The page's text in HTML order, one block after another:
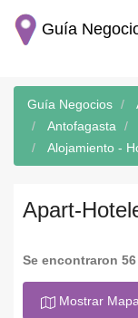
Guía
Guía Negocios
Antofagasta
Alojamiento -
Apart-
Se encontraron
Mostrar